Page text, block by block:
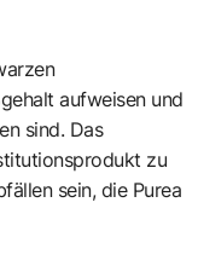
aufweisen und
sind. Das
zu
sein, die Purea